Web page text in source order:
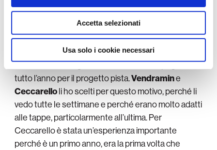
con altre informazioni che ha fornito loro o che hanno
raccolto dal suo utilizzo dei loro servizi.
Accetta selezionati
Usa solo i cookie necessari
Gli altri quattro della nazionale come li avevi
scelti e che impressione ti hanno fatto?
In base alle caratteristiche delle tappe e anche per
dare continuità e gratificazione a chi si impegna
tutto l’anno per il progetto pista.Vendramine
Ceccarelloli ho scelti per questo motivo, perché li
vedo tutte le settimane e perché erano molto adatti
alle tappe, particolarmente all’ultima. Per
Ceccarello è stata un’esperienza importante
perché è un primo anno, era la prima volta che